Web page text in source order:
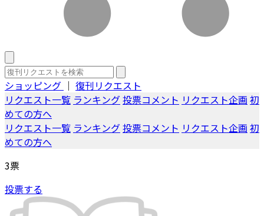
ショッピング ｜ 復刊リクエスト
リクエスト一覧 ランキング投票コメント リクエスト企画 初
めての方へ
リクエスト一覧 ランキング投票コメント リクエスト企画 初
めての方へ
3票
投票する